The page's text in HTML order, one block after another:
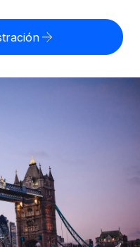
de trabajo sin
y nóminas para
de RR. HH.
y tiempos de pago para